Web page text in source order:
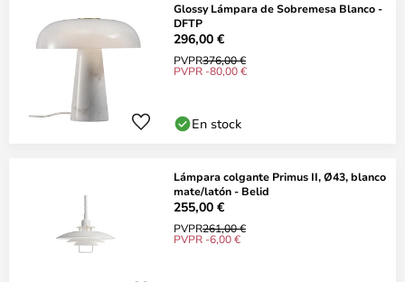
Glossy Lámpara de Sobremesa Blanco -
DFTP
296,00 €
PVPR376,00 €
PVPR -80,00 €
En stock
Lámpara colgante Primus II, Ø43, blanco
mate/latón - Belid
255,00 €
PVPR261,00 €
PVPR -6,00 €